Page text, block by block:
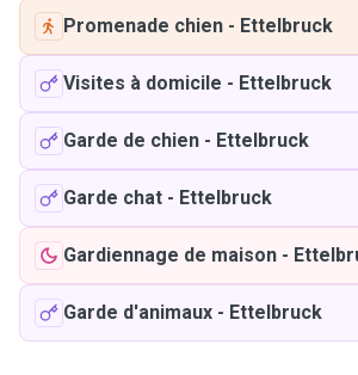
Promenade chien - Ettelbruck
Visites à domicile - Ettelbruck
Garde de chien - Ettelbruck
Garde chat - Ettelbruck
Gardiennage de maison -
Garde d'animaux - Ettelbruck